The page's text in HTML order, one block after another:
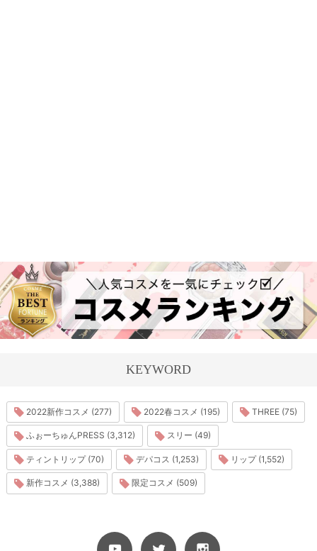
KEYWORD
2022新作コスメ (277) 2022春コスメ (195) THREE (75)
ふぉーちゅんPRESS (3,312) スリー (49)
ティントリップ (70) デパコス (1,253) リップ (1,552)
新作コスメ (3,388) 限定コスメ (509)